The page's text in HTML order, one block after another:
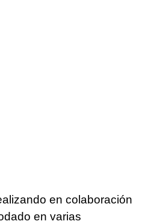
en colaboración
en varias